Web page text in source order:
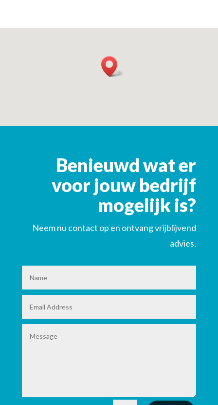
Benieuwd wat er
voor jouw bedrijf
mogelijk is?
Neem nu contact op en ontvang vrijblijvend
advies.